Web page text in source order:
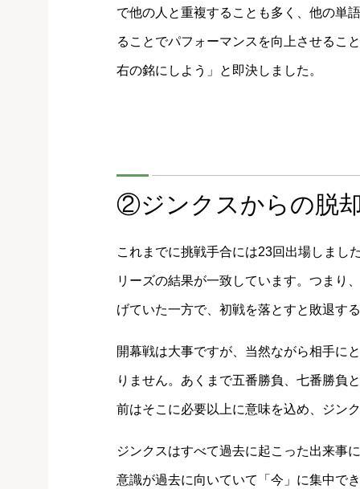
で他の人と重複することも多く、他の単
ることでパフォーマンスを向上させるこ
右の銘にしよう」と即決しました。
②ジンクスからの脱
これまでに挑戦手合には23回出場しまし
リーズの結果が一致しています。つまり
げていた一方で、初戦を落とすと敗退す
開幕戦は大事ですが、当然ながら相手に
りません。あくまで五番勝負、七番勝負
前はそこに必要以上に意味を込め、ジン
ジンクスはすべて過去に起こった出来事
意識が過去に向いていて「今」に集中で